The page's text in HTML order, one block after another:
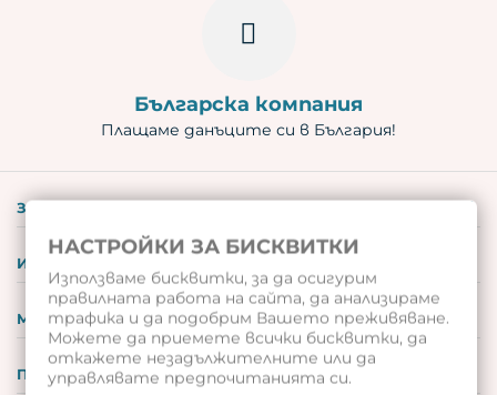
Българска компания
Плащаме данъците си в България!
ЗА НАС
ИНФОРМАЦИЯ
МОЯТ ПРОФИЛ
ПОДАРЪЧНИ ВАУЧЕРИ
НАСТРОЙКИ ЗА БИСКВИТКИ
Използваме бисквитки, за да осигурим
правилната работа на сайта, да анализираме
трафика и да подобрим Вашето преживяване.
Можете да приемете всички бисквитки, да
откажете незадължителните или да
управлявате предпочитанията си.